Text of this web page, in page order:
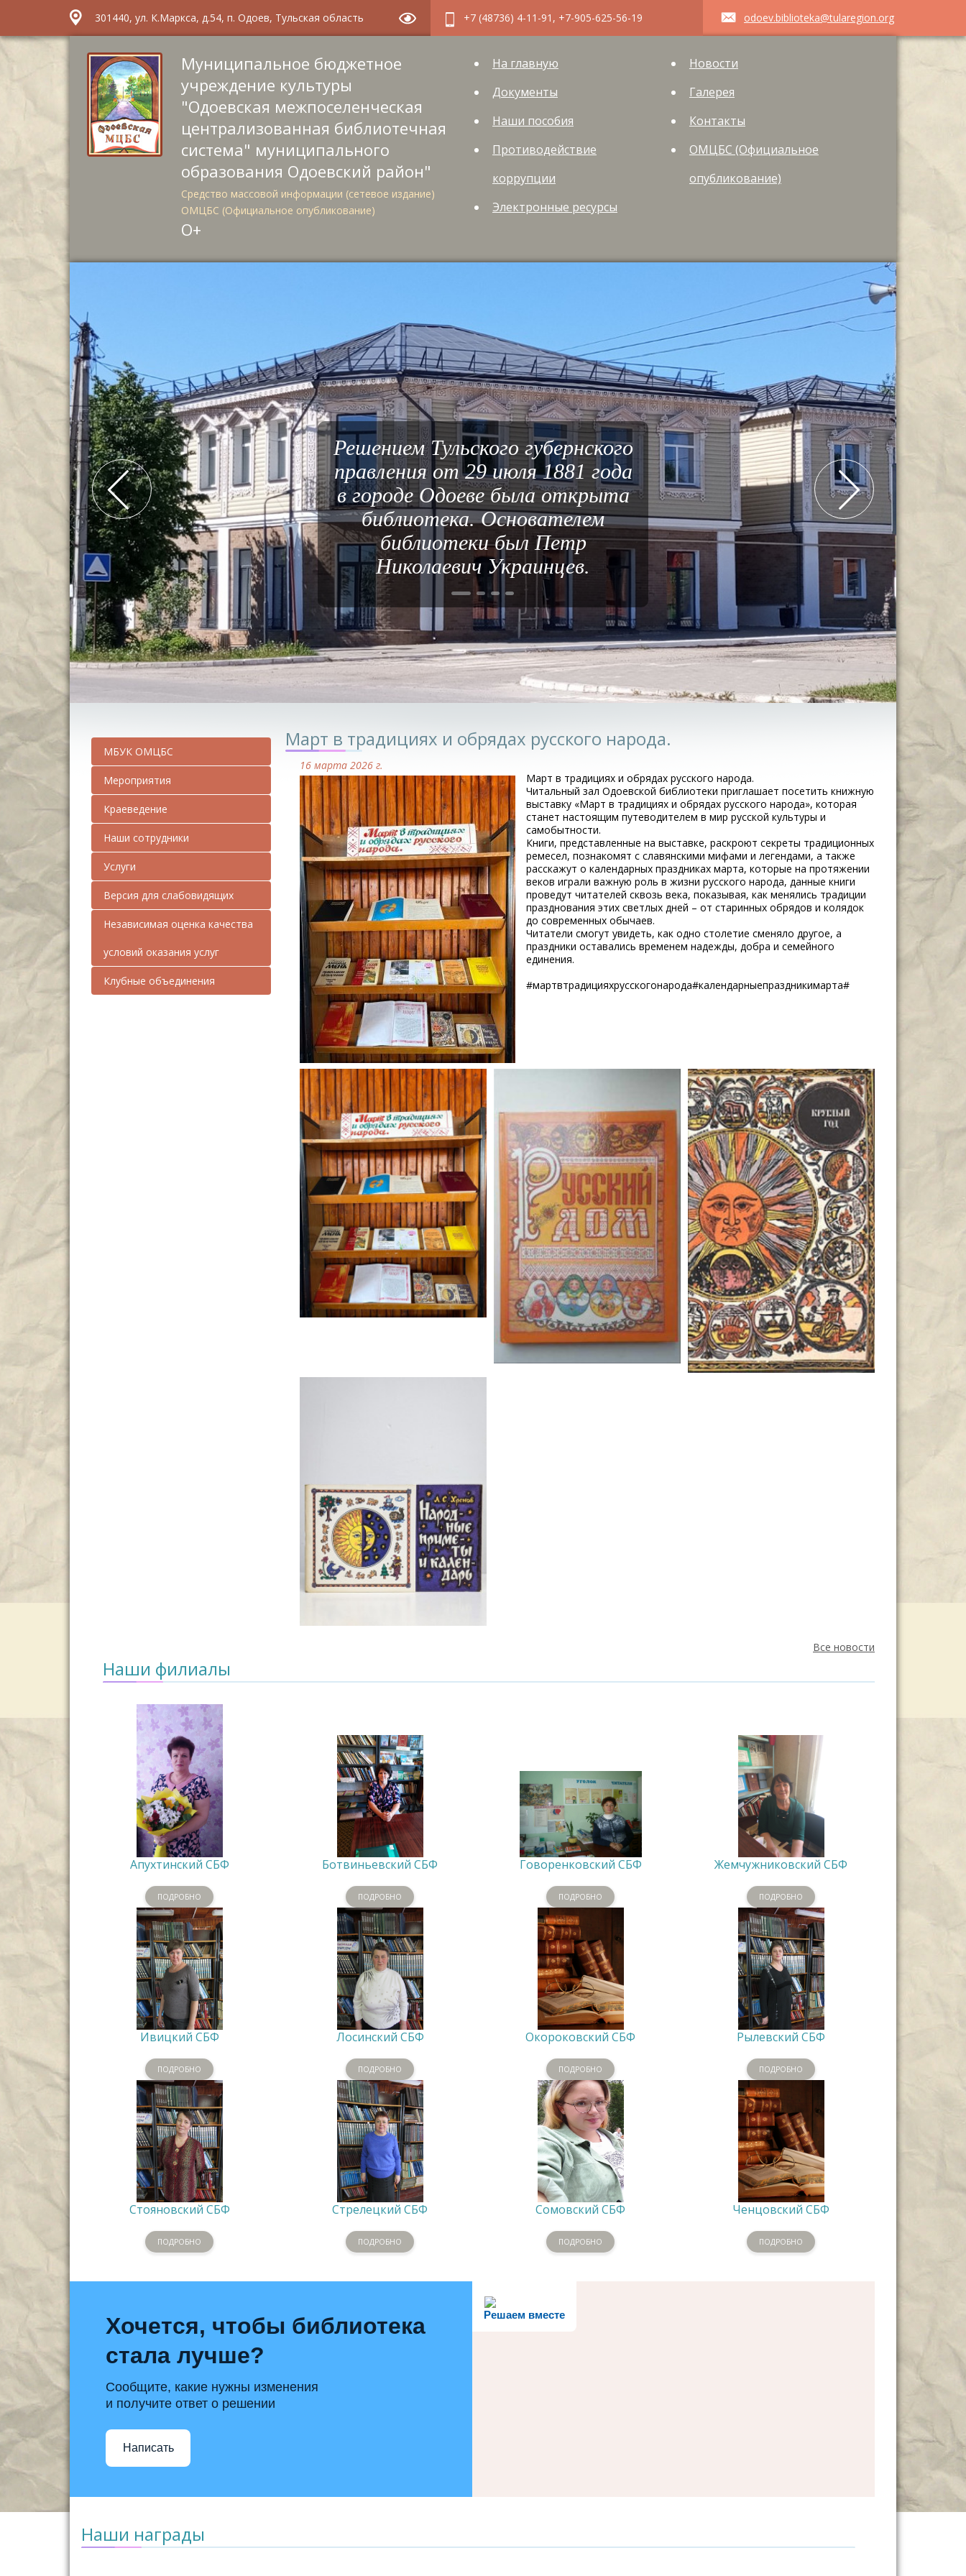
301440, ул. К.Маркса, д.54, п. Одоев, Тульская область +7 (48736) 4-11-91, +7-905-625-56-19 odoev.biblioteka@tularegion.org
Муниципальное бюджетное
учреждение культуры
"Одоевская межпоселенческая
централизованная библиотечная
система" муниципального
образования Одоевский район"
Средство массовой информации (сетевое издание)
ОМЦБС (Официальное опубликование)
О+
На главную
Документы
Наши пособия
Противодействие
коррупции
Электронные ресурсы
Новости
Галерея
Контакты
ОМЦБС (Официальное
опубликование)
Решением Тульского губернского
правления от 29 июля 1881 года
в городе Одоеве была открыта
библиотека. Основателем
библиотеки был Петр
Николаевич Украинцев.
МБУК ОМЦБС
Мероприятия
Краеведение
Наши сотрудники
Услуги
Версия для слабовидящих
Независимая оценка качества
условий оказания услуг
Клубные объединения
Март в традициях и обрядах русского народа.
16 марта 2026 г.
Март в традициях и обрядах русского народа.
Читальный зал Одоевской библиотеки приглашает посетить книжную
выставку «Март в традициях и обрядах русского народа», которая
станет настоящим путеводителем в мир русской культуры и
самобытности.
Книги, представленные на выставке, раскроют секреты традиционных
ремесел, познакомят с славянскими мифами и легендами, а также
расскажут о календарных праздниках марта, которые на протяжении
веков играли важную роль в жизни русского народа, данные книги
проведут читателей сквозь века, показывая, как менялись традиции
празднования этих светлых дней – от старинных обрядов и колядок
до современных обычаев.
Читатели смогут увидеть, как одно столетие сменяло другое, а
праздники оставались временем надежды, добра и семейного
единения.
#мартвтрадицияхрусскогонарода#календарныепраздникимарта#
Все новости
Наши филиалы
Апухтинский СБФ
ПОДРОБНО
Ботвиньевский СБФ
ПОДРОБНО
Говоренковский СБФ
ПОДРОБНО
Жемчужниковский СБФ
ПОДРОБНО
Ивицкий СБФ
ПОДРОБНО
Лосинский СБФ
ПОДРОБНО
Окороковский СБФ
ПОДРОБНО
Рылевский СБФ
ПОДРОБНО
Стояновский СБФ
ПОДРОБНО
Стрелецкий СБФ
ПОДРОБНО
Сомовский СБФ
ПОДРОБНО
Ченцовский СБФ
ПОДРОБНО
Решаем вместе
Хочется, чтобы библиотека
стала лучше?
Сообщите, какие нужны изменения
и получите ответ о решении
Написать
Наши награды